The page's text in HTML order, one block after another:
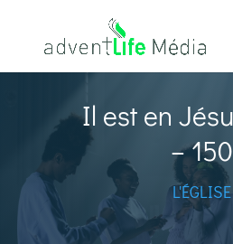
Il est en
– 150
L'ÉGLISE